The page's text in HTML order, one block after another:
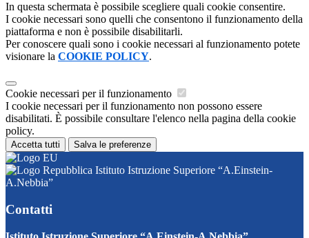
In questa schermata è possibile scegliere quali cookie consentire.
I cookie necessari sono quelli che consentono il funzionamento della
piattaforma e non è possibile disabilitarli.
Per conoscere quali sono i cookie necessari al funzionamento potete
visionare la COOKIE POLICY.
Cookie necessari per il funzionamento
I cookie necessari per il funzionamento non possono essere
disabilitati. È possibile consultare l'elenco nella pagina della cookie
policy.
Accetta tutti Salva le preferenze
Istituto Istruzione Superiore “A.Einstein-
A.Nebbia”
Contatti